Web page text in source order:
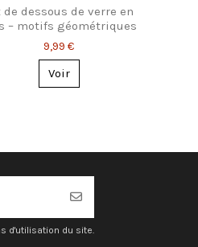
de dessous de verre en
– motifs géométriques
9,99 €
Voir
d'utilisation du site.